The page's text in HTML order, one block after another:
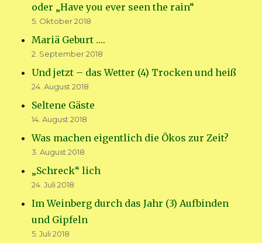
oder „Have you ever seen the rain“
5. Oktober 2018
Mariä Geburt ….
2. September 2018
Und jetzt – das Wetter (4) Trocken und heiß
24. August 2018
Seltene Gäste
14. August 2018
Was machen eigentlich die Ökos zur Zeit?
3. August 2018
„Schreck“ lich
24. Juli 2018
Im Weinberg durch das Jahr (3) Aufbinden
und Gipfeln
5. Juli 2018